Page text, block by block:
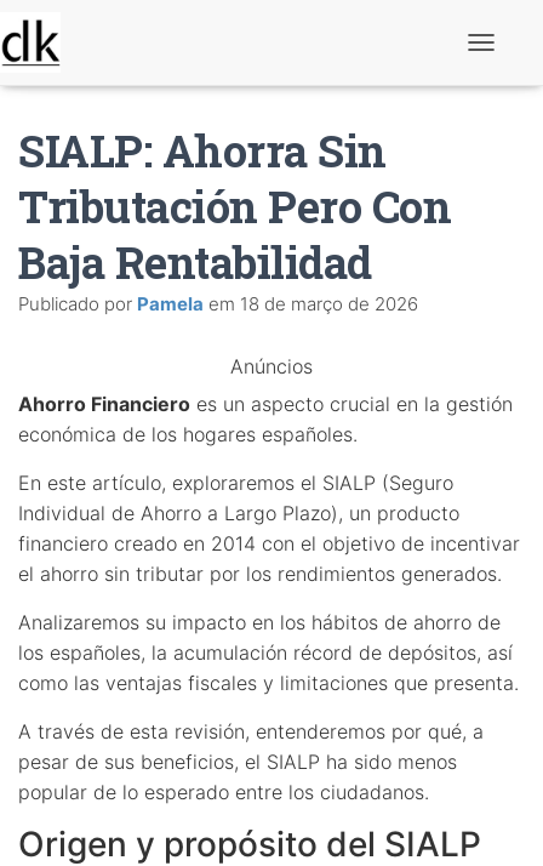
SIALP: Ahorra Sin
Tributación Pero Con
Baja Rentabilidad
Publicado por Pamela em 18 de março de 2026
Anúncios
Ahorro Financiero es un aspecto crucial en la gestión
económica de los hogares españoles.
En este artículo, exploraremos el SIALP (Seguro
Individual de Ahorro a Largo Plazo), un producto
financiero creado en 2014 con el objetivo de incentivar
el ahorro sin tributar por los rendimientos generados.
Analizaremos su impacto en los hábitos de ahorro de
los españoles, la acumulación récord de depósitos, así
como las ventajas fiscales y limitaciones que presenta.
A través de esta revisión, entenderemos por qué, a
pesar de sus beneficios, el SIALP ha sido menos
popular de lo esperado entre los ciudadanos.
Origen y propósito del SIALP